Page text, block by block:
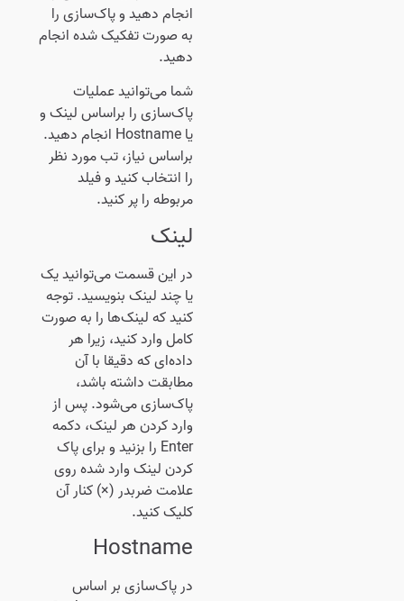
انجام دهید و پاک‌سازی را
به صورت تفکیک شده انجام
دهید.
شما می‌توانید عملیات
پاک‌سازی را براساس لینک و
یا Hostname انجام دهید.
براساس نیاز، تب مورد نظر
را انتخاب کنید و فیلد
مربوطه را پر کنید.
لینک
در این قسمت می‌توانید یک
یا چند لینک بنویسید. توجه
کنید که لینک‌ها را به صورت
کامل وارد کنید، زیرا هر
داده‌ای که دقیقا با آن
مطابقت داشته باشد،
پاک‌سازی می‌شود. پس از
وارد کردن هر لینک،‌ دکمه
Enter را بزنید و برای پاک
کردن لینک وارد شده روی
علامت ضربدر (×) کنار آن
کلیک کنید.
Hostname
در پاک‌سازی بر اساس